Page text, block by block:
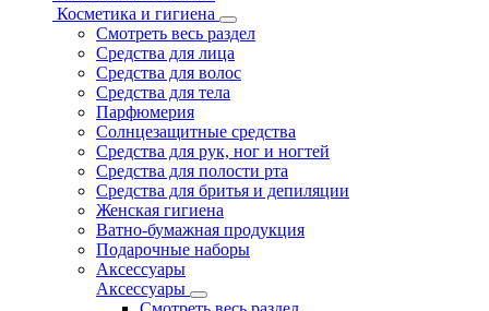
Косметика и гигиена
Смотреть весь раздел
Средства для лица
Средства для волос
Средства для тела
Парфюмерия
Солнцезащитные средства
Средства для рук, ног и ногтей
Средства для полости рта
Средства для бритья и депиляции
Женская гигиена
Ватно-бумажная продукция
Подарочные наборы
Аксессуары
Аксессуары